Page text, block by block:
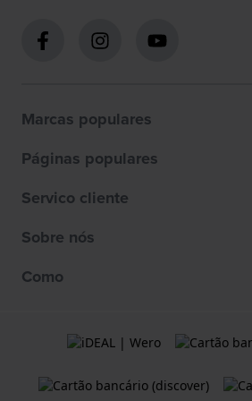
Marcas populares
Páginas populares
Servico cliente
Sobre nós
Como